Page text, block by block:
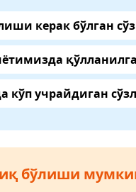
керак бўлган сўз
кўп учрайдиган
бўлиши